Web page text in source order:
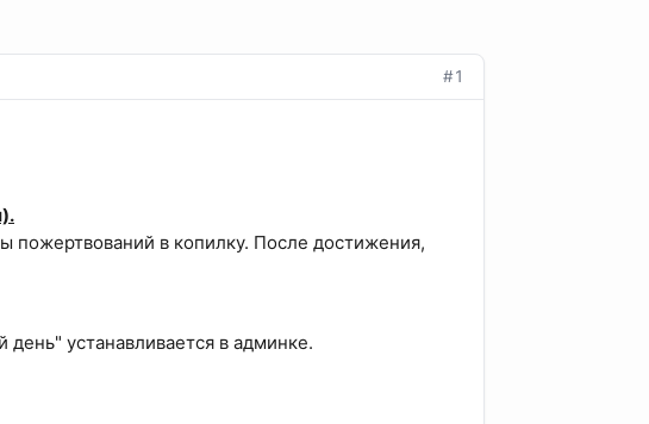
#1
пожертвований в копилку. После достижения,
устанавливается в админке.